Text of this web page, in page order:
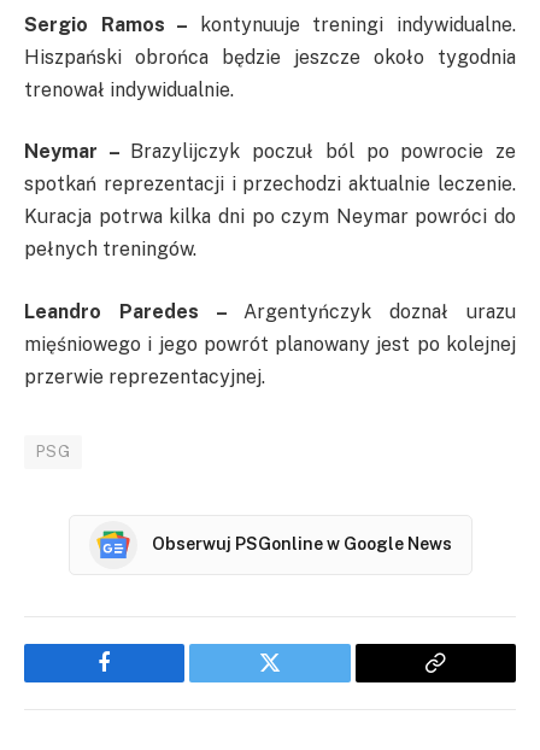
Sergio Ramos –
kontynuuje treningi indywidualne.
Hiszpański obrońca będzie jeszcze około tygodnia
trenował indywidualnie.
Neymar –
Brazylijczyk poczuł ból po powrocie ze
spotkań reprezentacji i przechodzi aktualnie leczenie.
Kuracja potrwa kilka dni po czym Neymar powróci do
pełnych treningów.
Leandro Paredes –Argentyńczyk doznał urazu
mięśniowego i jego powrót planowany jest po kolejnej
przerwie reprezentacyjnej.
PSG
Obserwuj PSGonline w Google News
Facebook Twitter
Copy